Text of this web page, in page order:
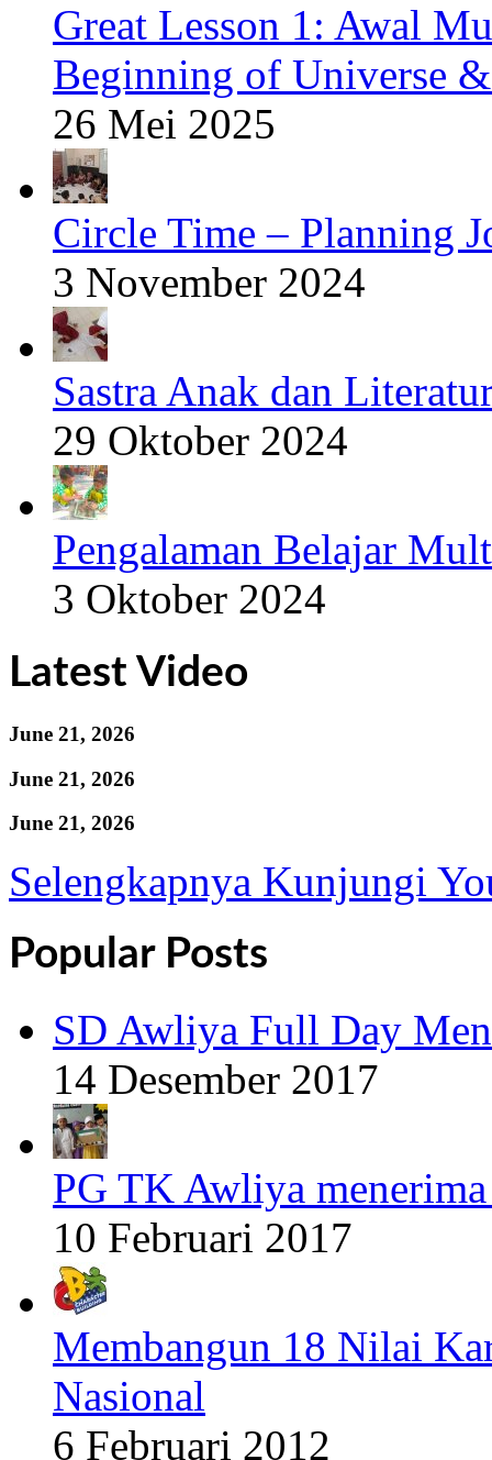
Great Lesson 1: Awal
Beginning of Universe
26 Mei 2025
Circle Time – Planning
3 November 2024
Sastra Anak dan
29 Oktober 2024
Pengalaman Belajar
3 Oktober 2024
Latest Video
June 21, 2026
June 21, 2026
June 21, 2026
Selengkapnya Kunjungi
Popular Posts
SD Awliya Full Day
14 Desember 2017
PG TK Awliya
10 Februari 2017
Membangun 18 Nilai
Nasional
6 Februari 2012